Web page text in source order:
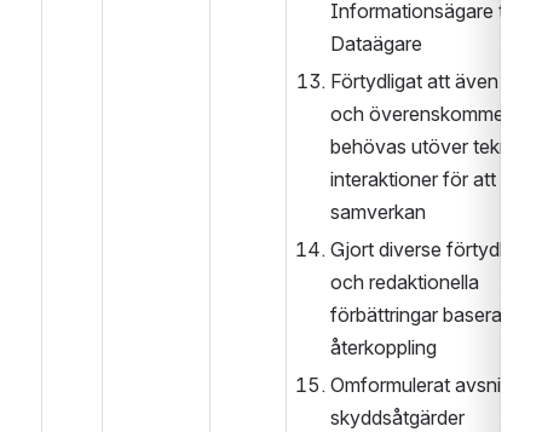
Informationsägare till
Dataägare
Förtydligat att även
och överenskommelser
behövas utöver
interaktioner för att
samverkan
Gjort diverse
och redaktionella
förbättringar baserat på
återkoppling
Omformulerat avsnittet
skyddsåtgärder